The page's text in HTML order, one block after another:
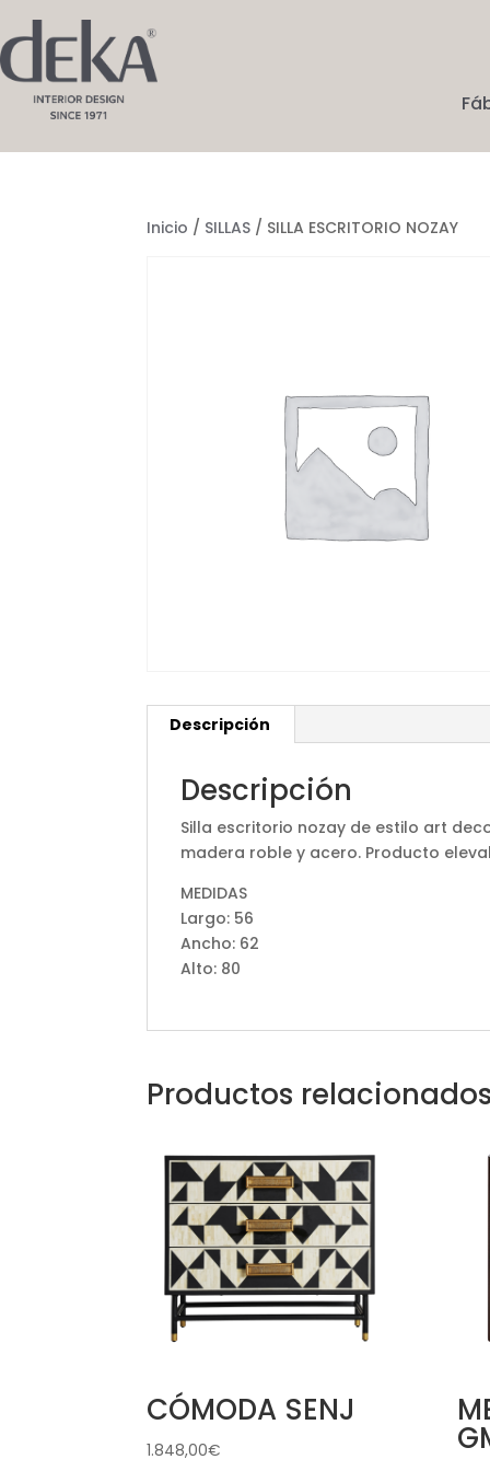
Inicio / SILLAS / SILLA ESCRITORIO NOZAY
Descripción
Descripción
Silla escritorio nozay de estilo art
madera roble y acero. Producto
MEDIDAS
Largo: 56
Ancho: 62
Alto: 80
Productos
CÓMODA SENJ
1.848,00€